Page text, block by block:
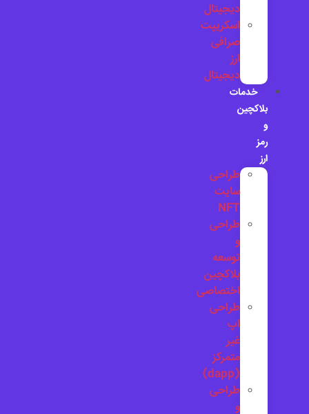
دیجیتال
اسکریپت
صرافی
ارز
دیجیتال
خدمات
بلاکچین
رمز
ارز
طراحی
سایت
NFT
طراحی
توسعه
بلاکچین
اختصاصی
طراحی
اپ
غیر
متمرکز
طراحی